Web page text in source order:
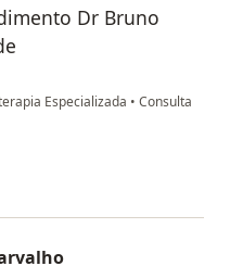
Dr Bruno
Especializada • Consulta